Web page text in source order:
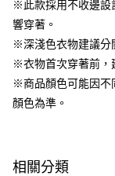
海外配送-其他亞洲地
海外配送-歐美地區
※此款採用不收邊設
響穿著。
※深淺色衣物建議分
※衣物首次穿著前，
※商品顏色可能因不
顏色為準。
相關分類